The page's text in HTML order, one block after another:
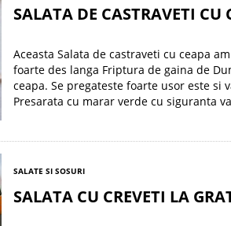
SALATA DE CASTRAVETI CU
Aceasta Salata de castraveti cu ceapa
foarte des langa Friptura de gaina de
ceapa. Se pregateste foarte usor este si
Presarata cu marar verde cu siguranta
SALATE SI SOSURI
SALATA CU CREVETI LA